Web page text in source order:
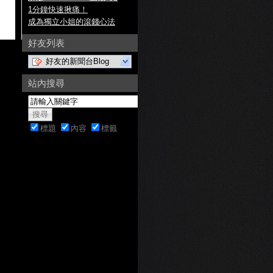
1分鐘快速揪痛！
成為獨立小姐的滾錢心法
好友列表
好友的新聞台Blog
站內搜尋
標題 內容 標籤